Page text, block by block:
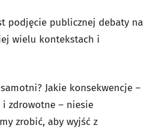
podjęcie publicznej debaty na
wielu kontekstach i
Jakie konsekwencje –
i zdrowotne – niesie
zrobić, aby wyjść z